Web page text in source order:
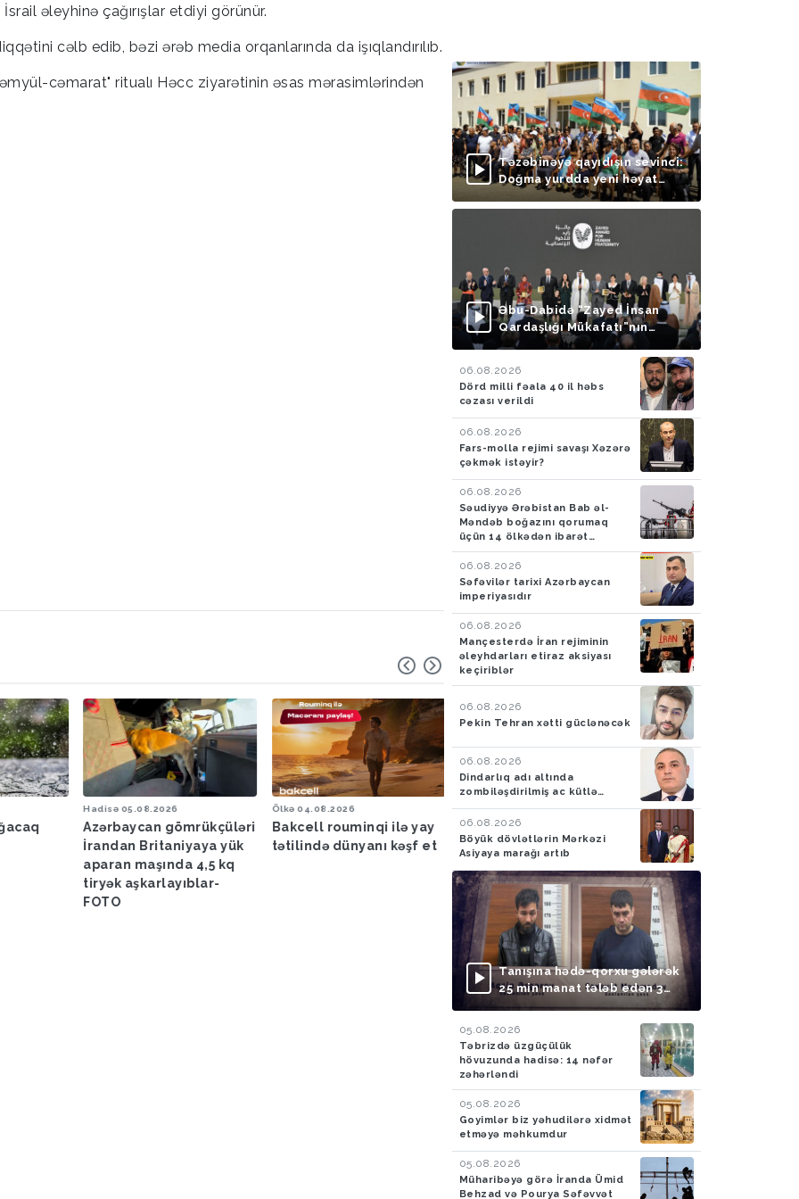
əleyhinə çağırışlar etdiyi görünür.
cəlb edib, bəzi ərəb media orqanlarında da işıqlandırılıb.
cəmarat" ritualı Həcc ziyarətinin əsas mərasimlərindən
Hadisə 05.08.2026
Azərbaycan gömrükçüləri
İrandan Britaniyaya yük
aparan maşında 4,5 kq
tiryək aşkarlayıblar-
FOTO
Ölkə 04.08.2026
Bakcell rouminqi ilə yay
tətilində dünyanı kəşf et
Hadisə 03.08.2026
FHN: Bu il qeyri-çimərlik
ərazilərdə suda batan 40
nəfər xilas edilib
Hadisə 03.08.2026
Azad edilmiş
ötən ay 788 mina,
PHS aşkarlanıb
Təzəbinəyə qayıdışın sevinci:
Doğma yurdda yeni həyat
başlayır
Əbu-Dabidə “Zayed İnsan
Qardaşlığı Mükafatı”nın
təqdimolunma mərasimi
06.08.2026
Dörd milli fəala 40 il həbs
cəzası verildi
06.08.2026
Fars-molla rejimi savaşı Xəzərə
çəkmək istəyir?
06.08.2026
Səudiyyə Ərəbistan Bab əl-
Məndəb boğazını qorumaq
üçün 14 ölkədən ibarət
müdafiə koalisiyası yaradıb
06.08.2026
Səfəvilər tarixi Azərbaycan
imperiyasıdır
06.08.2026
Mançesterdə İran rejiminin
əleyhdarları etiraz aksiyası
keçiriblər
06.08.2026
Pekin Tehran xətti güclənəcək
06.08.2026
Dindarlıq adı altında
zombiləşdirilmiş ac kütlə…
06.08.2026
Böyük dövlətlərin Mərkəzi
Asiyaya marağı artıb
Tanışına hədə-qorxu gələrək
25 min manat tələb edən 3
nəfər saxlanılıb
05.08.2026
Təbrizdə üzgüçülük
hövuzunda hadisə: 14 nəfər
zəhərləndi
05.08.2026
Goyimlər biz yəhudilərə xidmət
etməyə məhkumdur
05.08.2026
Müharibəyə görə İranda Ümid
Behzad və Pourya Səfəvvət